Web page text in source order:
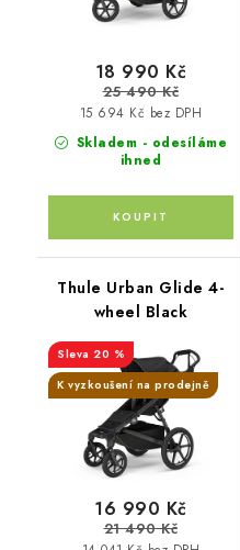
Skladem - odesíláme
ihned
15 694 Kč bez DPH
18 990 Kč
25 490 Kč
Thule Urban Glide 4-
wheel Black
20 %
K vyzkoušení na prodejně
16 990 Kč
21 490 Kč